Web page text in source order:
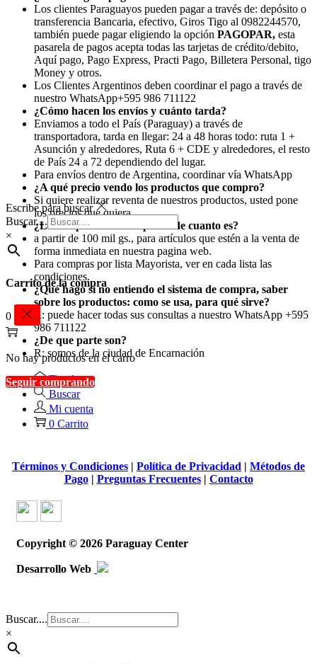
Los clientes Paraguayos pueden pagar a través de: depósito o
transferencia Bancaria, efectivo, Giros Tigo al 0982244570,
también puede pagar eligiendo la opción PAGOPAR, esta
pasarela de pagos acepta todas las tarjetas de crédito/debito,
Aquí pago, Pago Express, Practi Pago, Billetera Personal, tigo
Money y otros.
Los Clientes Argentinos deben coordinar el pago a través de
nuestro WhatsApp+595 986 711122
¿Cómo hacen los envíos y cuánto tarda?
Enviamos a todo el País (Paraguay) a través de
transportadora, tarda en llegar: 24 a 48 horas todo: ruta 1 +
Asunción y alrededores, Ruta 6 + CDE y alrededores, el resto
de País 24 a 72 dependiendo del lugar.
Para envíos dentro de Argentina, coordinar vía WhatsApp
¿A qué precio vendo los productos que compro?
Si quiere realizar reventa de nuestros productos, usted pone
los precios que quiera.
¿La compra mínima a partir de cuanto es?
a partir de 100 mil gs., para artículos que estén a la venta de
forma inmediata en nuestra pagina web.
Para compras por lista Mayorista, ver en cada lista las
condiciones.
¿Qué hago si no entiendo el sistema de compra, saber
sobre los productos: como se usa, para qué sirve?
R: puede hacer todas sus consultas a nuestro WhatsApp +595
986 711122
¿De que parte son?
R: somos de la ciudad de Encarnación
Tienda
Buscar
Mi cuenta
0 Carrito
Términos y Condiciones | Política de Privacidad | Métodos de
Pago| Preguntas Frecuentes| Contacto
Copyright © 2026 Paraguay Center
Desarrollo Web
Buscar....
×
Escribe para buscar
Buscar....
×
Carrito de la compra
0
No hay productos en el carro
Seguir comprando